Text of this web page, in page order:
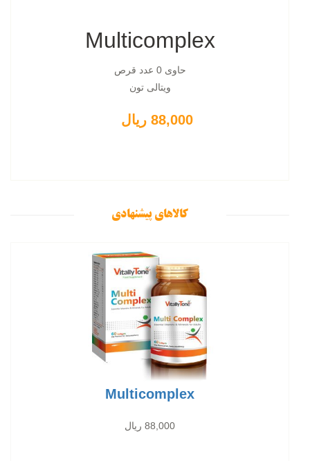
Multicomplex
حاوی 0 عدد قرص
ویتالی تون
88,000 ریال
کالاهای پیشنهادی
Multicomplex
88,000 ریال